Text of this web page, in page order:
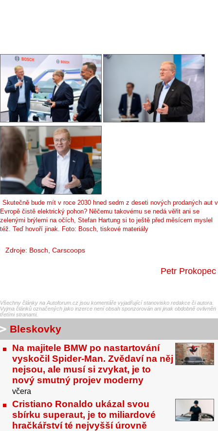
Skutečně bude mít v roce 2030 hned sedm z deseti nových prodaných aut v
Evropě čistě elektrický pohon? Něčemu takovému se nedá věřit ani se
zelenými brýlemi na očích, Stefan Hartung si to ještě před měsícem myslel
též. Teď hovoří jinak. Foto: Bosch, tiskové materiály
Zdroje: Bosch, Carscoops
Petr Prokopec
Všechny články na Autoforum.cz jsou komentáře vyjadřující stanovisko redakce či autora.
Vyjma článků označených jako inzerce není obsah sponzorován ani jinak obdobně ovlivněn
třetími stranami.
Bleskovky
Na majitele BMW po nastartování
vyskočil Spider-Man. Zvědaví na něj
nejsou, ale musí si zvykat, je to
nový smutný projev moderny
včera
Cristiano Ronaldo ukázal svou
sbírku superaut, je to miliardové
hračkářství té nejvyšší úrovně